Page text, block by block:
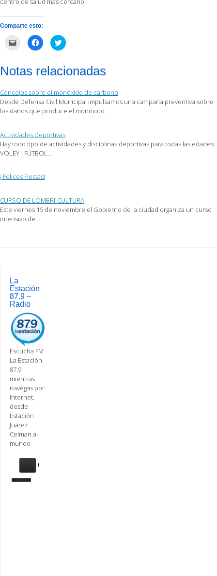
Comparte esto:
correo
electrónico
amigo
(Se
abre
en
Haz
clic
Facebook
(Se
una
ventana
nueva)
Haz
clic
en
Twitter
(Se
una
ventana
nueva)
Notas relacionadas
Concejos sobre el monóxido de carbono
Desde Defensa Civil Municipal impulsamos una campaña preventiva sobre
los daños que produce el monóxido…
Actividades Deportivas
Hay todo tipo de actividades y disciplinas deportivas para todas las edades:
VOLEY - FÚTBOL…
¡ Felices Fiestas!
CURSO DE LOMBRI-CULTURA
Este viernes 15 de noviembre el Gobierno de la ciudad organiza un curso
intensivo de…
navigation
La
Estación
87.9 –
Radio
Escucha FM
La Estación
87.9
mientras
navegas por
internet,
desde
Estación
Juárez
Celman al
mundo